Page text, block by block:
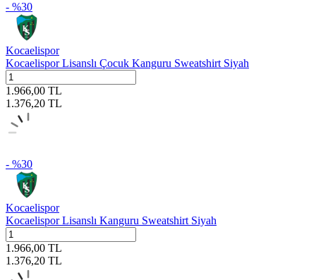
- %30
Kocaelispor
Kocaelispor Lisanslı Çocuk Kanguru Sweatshirt Siyah
1.966,00 TL
1.376,20 TL
- %30
Kocaelispor
Kocaelispor Lisanslı Kanguru Sweatshirt Siyah
1.966,00 TL
1.376,20 TL